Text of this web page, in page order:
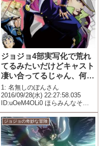
ジョジョ4部実写化で荒れ
てるみたいだけどキャスト
凄い合ってるじゃん、何が
不満なの？
1: 名無しのぽんさん
2016/09/28(水) 22:27:58.035
ID:uOeM4OLi0 ほらみんなそっ
くり
ジョジョの奇妙な冒険